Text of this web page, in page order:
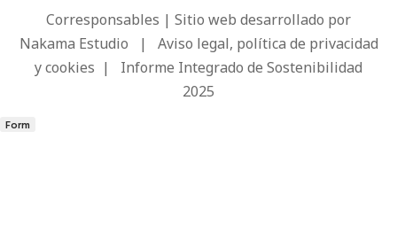
Corresponsables | Sitio web desarrollado por
Nakama Estudio | Aviso legal, política de privacidad
y cookies | Informe Integrado de Sostenibilidad
2025
Form